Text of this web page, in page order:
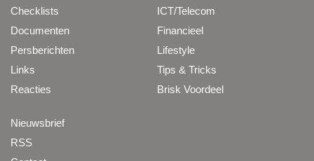
Checklists
Documenten
Persberichten
Links
Reacties
ICT/Telecom
Financieel
Lifestyle
Tips & Tricks
Brisk Voordeel
Nieuwsbrief
RSS